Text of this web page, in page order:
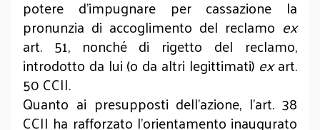
potere d’impugnare per cassazione la
pronunzia di accoglimento del reclamo ex
art. 51, nonché di rigetto del reclamo,
introdotto da lui (o da altri legittimati) exart.
50 CCII.
Quanto ai presupposti dell’azione, l’art. 38
CCII ha rafforzato l’orientamento inaugurato